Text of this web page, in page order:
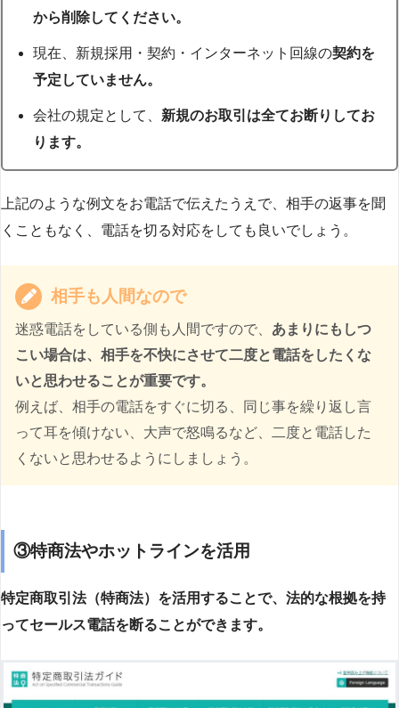
から削除してください。
現在、新規採用・契約・インターネット回線の契約を
予定していません。
会社の規定として、 新規のお取引は全てお断りしてお
ります。
上記のような例文をお電話で伝えたうえで、相手の返事を聞
くこともなく、電話を切る対応をしても良いでしょう。
相手も人間なので
迷惑電話をしている側も人間ですので、 あまりにもしつ
こい場合は、相手を不快にさせて二度と電話をしたくな
いと思わせることが重要です。
例えば、相手の電話をすぐに切る、同じ事を繰り返し言
って耳を傾けない、大声で怒鳴るなど、二度と電話した
くないと思わせるようにしましょう。
③特商法やホットラインを活用
特定商取引法（特商法）を活用することで、法的な根拠を持
ってセールス電話を断ることができます。